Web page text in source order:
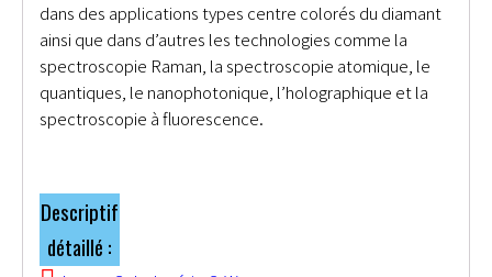
dans des applications types centre colorés du diamant
ainsi que dans d’autres les technologies comme la
spectroscopie Raman, la spectroscopie atomique, le
quantiques, le nanophotonique, l’holographique et la
spectroscopie à fluorescence.
Descriptif
détaillé :